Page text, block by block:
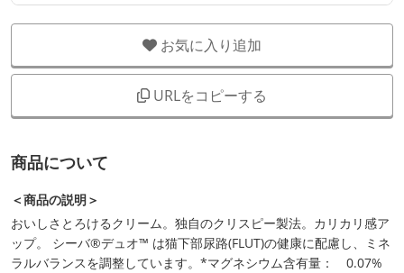
お気に入り追加
URLをコピーする
商品について
＜商品の説明＞
おいしさとろけるクリーム。独自のクリスピー製法。カリカリ感ア
ップ。 シーバ®デュオ™ は猫下部尿路(FLUT)の健康に配慮し、ミネ
ラルバランスを調整しています。*マグネシウム含有量： 0.07%